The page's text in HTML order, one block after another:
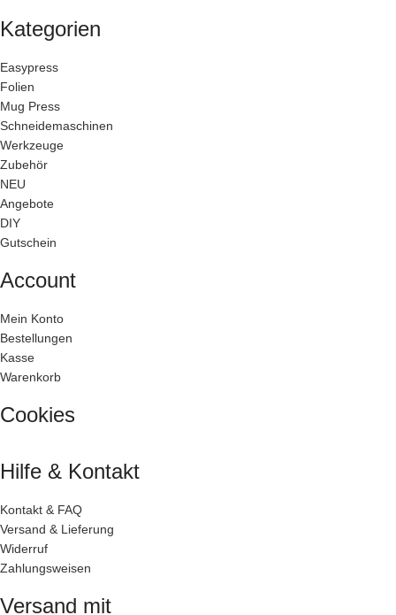
Kategorien
Easypress
Folien
Mug Press
Schneidemaschinen
Werkzeuge
Zubehör
NEU
Angebote
DIY
Gutschein
Account
Mein Konto
Bestellungen
Kasse
Warenkorb
Cookies
Hilfe & Kontakt
Kontakt & FAQ
Versand & Lieferung
Widerruf
Zahlungsweisen
Versand mit